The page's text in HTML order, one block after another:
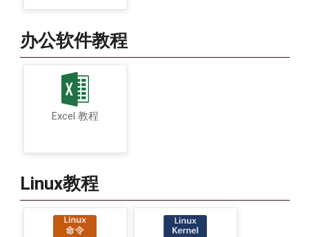
办公软件教程
Excel 教程
Linux教程